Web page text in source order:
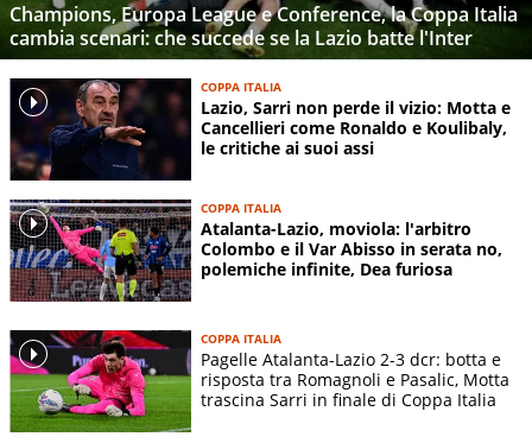
Champions, Europa League e Conference, la Coppa Italia
cambia scenari: che succede se la Lazio batte l'Inter
COPPA ITALIA
Lazio, Sarri non perde il vizio: Motta e
Cancellieri come Ronaldo e Koulibaly,
le critiche ai suoi assi
COPPA ITALIA
Atalanta-Lazio, moviola: l'arbitro
Colombo e il Var Abisso in serata no,
polemiche infinite, Dea furiosa
COPPA ITALIA
Pagelle Atalanta-Lazio 2-3 dcr: botta e
risposta tra Romagnoli e Pasalic, Motta
trascina Sarri in finale di Coppa Italia